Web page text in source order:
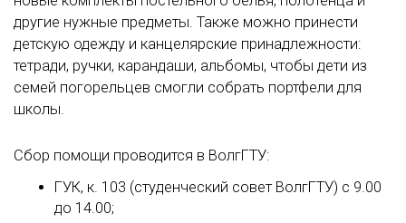
другие нужные предметы. Также можно принести
детскую одежду и канцелярские принадлежности:
тетради, ручки, карандаши, альбомы, чтобы дети из
семей погорельцев смогли собрать портфели для
школы.
Сбор помощи проводится в ВолгГТУ:
ГУК, к. 103 (студенческий совет ВолгГТУ) с 9.00
до 14.00;